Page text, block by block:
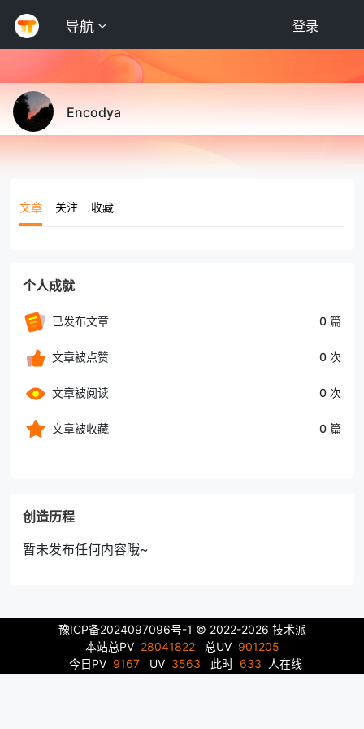
导航 登录
Encodya
文章 关注 收藏
个人成就
已发布文章 0 篇
文章被点赞 0 次
文章被阅读 0 次
文章被收藏 0 篇
创造历程
暂未发布任何内容哦~
豫ICP备2024097096号-1 © 2022-2026 技术派
本站总PV 28041822总UV 901205
今日PV 9167UV 3563 此时 633 人在线